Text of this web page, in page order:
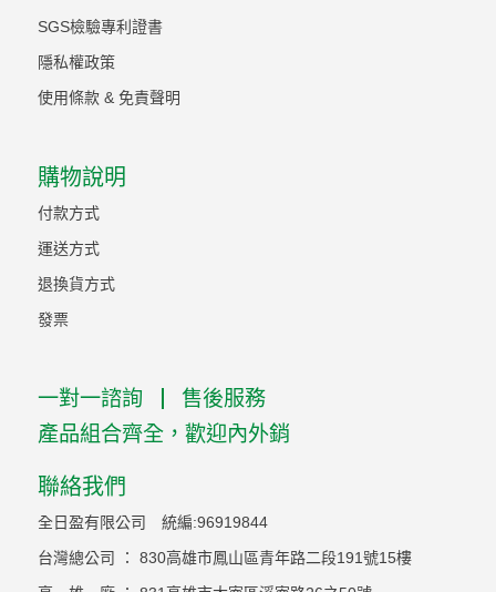
SGS檢驗專利證書
隱私權政策
使用條款 & 免責聲明
購物說明
付款方式
運送方式
退換貨方式
發票
一對一諮詢
售後服務
產品組合齊全，歡迎內外銷
聯絡我們
全日盈有限公司 統編:96919844
台灣總公司 ： 830高雄市鳳山區青年路二段191號15樓